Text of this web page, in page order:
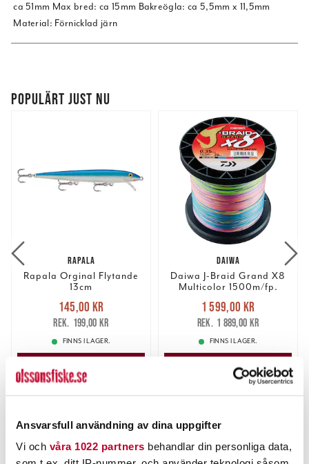
Ansvarsfull användning av dina uppgifter
Vi och våra 1022 partners behandlar din personliga data,
ca 51mm Max bred: ca 15mm Bakreögla: ca 5,5mm x 11,5mm
Material: Förnicklad järn
POPULÄRT JUST NU
RAPALA
Rapala Orginal Flytande
13cm
Nuvarande pris
145,00 krTidigare pris
199,00 kr
145,00 kr
199,00 kr
FINNS I LAGER.
DAIWA
Daiwa J-Braid Grand X8
Multicolor 1500m/fp.
Nuvarande pris
1 599,00 krTidigare pris
1 889,00 kr
1 599,00 kr
1 889,00 kr
FINNS I LAGER.
LÄS MER
ANDRA TITTADE OCKSÅ PÅ